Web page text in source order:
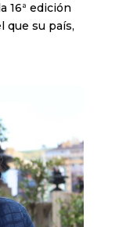
16ª edición
que su país,